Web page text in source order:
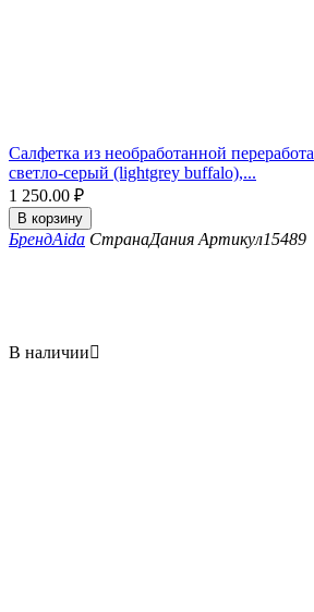
Салфетка из необработанной
светло-серый (lightgrey buffalo),...
1 250.00 ₽
В корзину
БрендAida СтранаДания Артикул15489
В наличии